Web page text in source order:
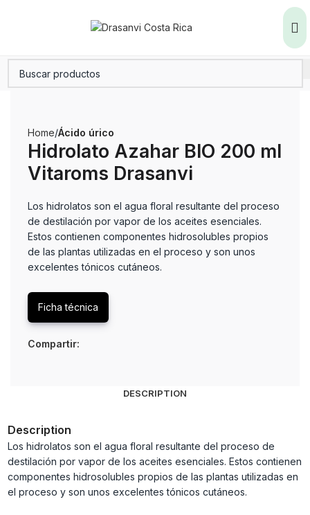
Home Ácido úrico
Hidrolato Azahar BIO 200 ml
Vitaroms Drasanvi
Los hidrolatos son el agua floral resultante del proceso
de destilación por vapor de los aceites esenciales.
Estos contienen componentes hidrosolubles propios
de las plantas utilizadas en el proceso y son unos
excelentes tónicos cutáneos.
Ficha técnica
Compartir:
DESCRIPTION
Description
Los hidrolatos son el agua floral resultante del proceso de
destilación por vapor de los aceites esenciales. Estos contienen
componentes hidrosolubles propios de las plantas utilizadas en
el proceso y son unos excelentes tónicos cutáneos.